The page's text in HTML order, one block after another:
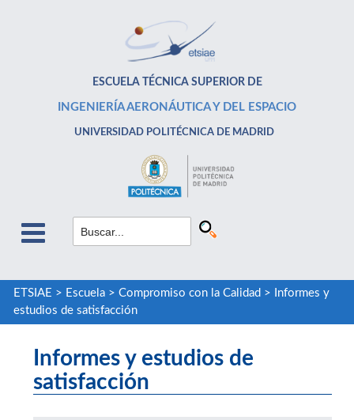
ESCUELA TÉCNICA SUPERIOR DE
INGENIERÍA AERONÁUTICA Y DEL ESPACIO
UNIVERSIDAD POLITÉCNICA DE MADRID
ETSIAE > Escuela> Compromiso con la Calidad >
Informes y
estudios de satisfacción
Informes y estudios de
satisfacción